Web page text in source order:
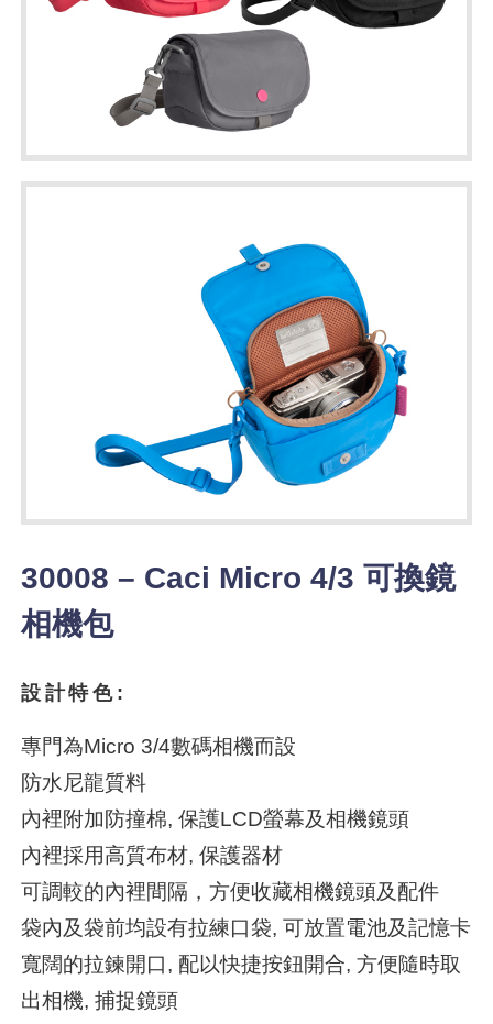
30008 – Caci Micro 4/3 可換鏡
相機包
設計特色:
專門為Micro 3/4數碼相機而設
防水尼龍質料
內裡附加防撞棉, 保護LCD螢幕及相機鏡頭
內裡採用高質布材, 保護器材
可調較的內裡間隔，方便收藏相機鏡頭及配件
袋內及袋前均設有拉練口袋, 可放置電池及記憶卡
寬闊的拉鍊開口, 配以快捷按鈕開合, 方便隨時取
出相機, 捕捉鏡頭